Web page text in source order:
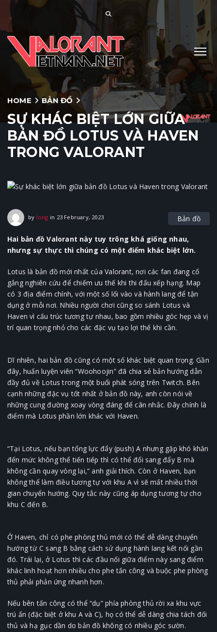
HOME BẢN ĐỒ
SỰ KHÁC BIỆT LỚN GIỮA
BẢN ĐỒ LOTUS VÀ HAVEN
TRONG VALORANT
by long in 23 February, 2023 Bản đồ
Hai bản đồ Valorant này tuy trông khá giống nhau,
nhưng sự thực thì chúng có một điểm khác biệt lớn.
Lotus là bản đồ mới nhất của Valorant, nơi các fan đang cố
gắng nghiên cứu để chiếm ưu thế khi thi đấu xếp hạng. Map
có 3 địa điểm chính, với một số lối vào và hành lang để tận
dụng ở mỗi nơi. Nhiều người chơi cũng so sánh Lotus và
Haven vì cấu trúc tương tự nhau, bao gồm nhiều góc hẹp và vị
trí quan trọng nhỏ cho các đặc vụ tạo lợi thế khi cần.
Dĩ nhiên, hai bản đồ cũng có một số khác biệt quan trọng. Gần
đây, huấn luyện viên “Woohoojin” đã chia sẻ bản hướng dẫn
đầy đủ về Lotus trong một buổi phát sóng trên Twitch. Bên
cạnh những đặc vụ tốt nhất ở bản đồ này, anh còn nói về
những cung đường xoay vòng đáng để cân nhắc. Đây chính là
điểm mà Lotus phần lớn khác với Haven.
“Tại Lotus, nếu bạn tổng lực đẩy (push) A nhưng gặp khó khăn
đến mức không thể tiến tiếp thì có thể đổi sang đẩy B mà
không cần quay vòng lại,” anh giải thích. Còn ở Haven, bạn
không thể làm điều tương tự với khu A vì sẽ mất nhiều thời
gian chuyển hướng. Quy tắc này cũng áp dụng tương tự cho
khu C đến B.
Ở Haven, chỉ có phe phòng thủ mới có thể dễ dàng chuyển
hướng từ C sang B bằng cách sử dụng hành lang kết nối gần
đó. Trái lại, ở Lotus thì các đầu nối giữa điểm này sang điểm
khác linh hoạt hơn nhiều cho phe tấn công và buộc phe phòng
thủ phải phản ứng nhanh hơn.
Nếu bên tấn công có thể “dụ” phía phòng thủ rời xa khu vực
trú ẩn (đặc biệt ở khu A và C), họ có thể dễ dàng chia tách đối
thủ và hạ gục dần do bản đồ không có nhiều góc sườn.